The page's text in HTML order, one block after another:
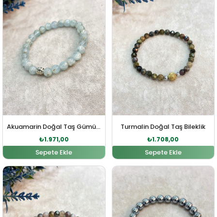
Akuamarin Doğal Taş Gümüş Bileklik
₺1.971,00
Sepete Ekle
Turmalin Doğal Taş Bileklik
₺1.708,00
Sepete Ekle
Orijinal fiyat: ₺1.012,00.
Şu andaki fiyat: ₺920,00. Orijinal fiyat:Şu andaki